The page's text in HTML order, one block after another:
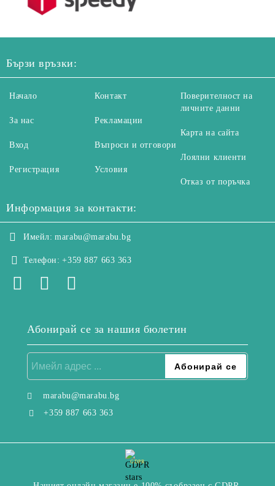
Бързи връзки:
Начало
За нас
Вход
Регистрация
Контакт
Рекламации
Въпроси и отговори
Условия
Поверителност на
личните данни
Карта на сайта
Лоялни клиенти
Отказ от поръчка
Информация за контакти:
Имейл: marabu@marabu.bg
Телефон: +359 887 663 363
Абонирай се за нашия бюлетин
marabu@marabu.bg
+359 887 663 363
GDPR